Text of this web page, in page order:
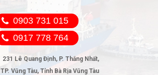
0903 731 015
0917 778 764
231 Lê Quang Định, P. Thắng Nhất,
TP. Vũng Tàu, Tỉnh Bà Rịa Vũng Tàu